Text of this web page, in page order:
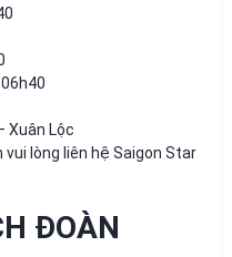
Xuân Lộc
vui lòng liên hệ Saigon Star
ĐOÀN